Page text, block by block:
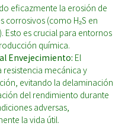
eficazmente la erosión de
corrosivos (como H₂S en
Esto es crucial para entornos
química.
Envejecimiento: El
mecánica y
evitando la delaminación
del rendimiento durante
adversas,
la vida útil.